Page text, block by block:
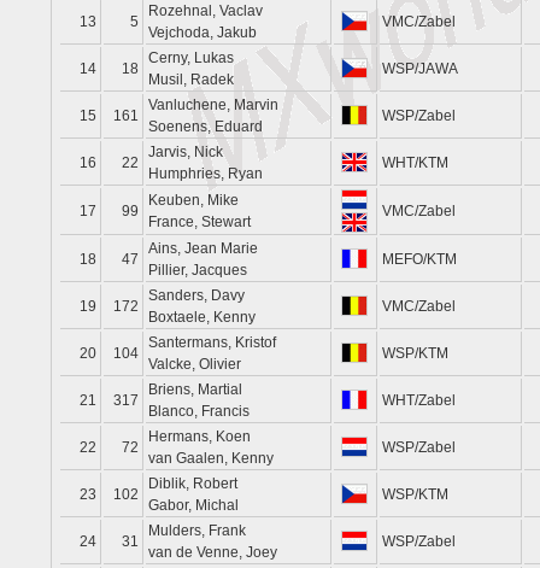
13 5
Rozehnal, Vaclav
Vejchoda, Jakub
VMC/Zabel
14 18
Cerny, Lukas
Musil, Radek
WSP/JAWA
15 161
Vanluchene, Marvin
Soenens, Eduard
WSP/Zabel
16 22
Jarvis, Nick
Humphries, Ryan
WHT/KTM
17 99
Keuben, Mike
France, Stewart
VMC/Zabel
18 47
Ains, Jean Marie
Pillier, Jacques
MEFO/KTM
19 172
Sanders, Davy
Boxtaele, Kenny
VMC/Zabel
20 104
Santermans, Kristof
Valcke, Olivier
WSP/KTM
21 317
Briens, Martial
Blanco, Francis
WHT/Zabel
22 72
Hermans, Koen
van Gaalen, Kenny
WSP/Zabel
23 102
Diblik, Robert
Gabor, Michal
WSP/KTM
24 31
Mulders, Frank
van de Venne, Joey
WSP/Zabel